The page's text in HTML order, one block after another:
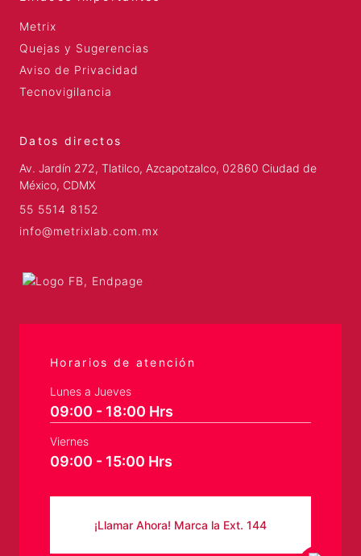
Metrix
Quejas y Sugerencias
Aviso de Privacidad
Tecnovigilancia
Datos directos
Av. Jardín 272, Tlatilco, Azcapotzalco, 02860 Ciudad de
México, CDMX
55 5514 8152
info@metrixlab.com.mx
Horarios de atención
Lunes a Jueves
09:00 - 18:00 Hrs
Viernes
09:00 - 15:00 Hrs
¡Llamar Ahora! Marca la Ext. 144